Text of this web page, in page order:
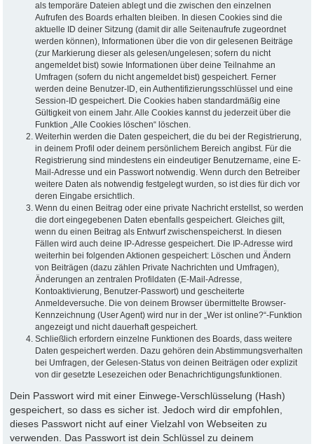
als temporäre Dateien ablegt und die zwischen den einzelnen
Aufrufen des Boards erhalten bleiben. In diesen Cookies sind die
aktuelle ID deiner Sitzung (damit dir alle Seitenaufrufe zugeordnet
werden können), Informationen über die von dir gelesenen Beiträge
(zur Markierung dieser als gelesen/ungelesen; sofern du nicht
angemeldet bist) sowie Informationen über deine Teilnahme an
Umfragen (sofern du nicht angemeldet bist) gespeichert. Ferner
werden deine Benutzer-ID, ein Authentifizierungsschlüssel und eine
Session-ID gespeichert. Die Cookies haben standardmäßig eine
Gültigkeit von einem Jahr. Alle Cookies kannst du jederzeit über die
Funktion „Alle Cookies löschen“ löschen.
Weiterhin werden die Daten gespeichert, die du bei der Registrierung,
in deinem Profil oder deinem persönlichem Bereich angibst. Für die
Registrierung sind mindestens ein eindeutiger Benutzername, eine E-
Mail-Adresse und ein Passwort notwendig. Wenn durch den Betreiber
weitere Daten als notwendig festgelegt wurden, so ist dies für dich vor
deren Eingabe ersichtlich.
Wenn du einen Beitrag oder eine private Nachricht erstellst, so werden
die dort eingegebenen Daten ebenfalls gespeichert. Gleiches gilt,
wenn du einen Beitrag als Entwurf zwischenspeicherst. In diesen
Fällen wird auch deine IP-Adresse gespeichert. Die IP-Adresse wird
weiterhin bei folgenden Aktionen gespeichert: Löschen und Ändern
von Beiträgen (dazu zählen Private Nachrichten und Umfragen),
Änderungen an zentralen Profildaten (E-Mail-Adresse,
Kontoaktivierung, Benutzer-Passwort) und gescheiterte
Anmeldeversuche. Die von deinem Browser übermittelte Browser-
Kennzeichnung (User Agent) wird nur in der „Wer ist online?“-Funktion
angezeigt und nicht dauerhaft gespeichert.
Schließlich erfordern einzelne Funktionen des Boards, dass weitere
Daten gespeichert werden. Dazu gehören dein Abstimmungsverhalten
bei Umfragen, der Gelesen-Status von deinen Beiträgen oder explizit
von dir gesetzte Lesezeichen oder Benachrichtigungsfunktionen.
Dein Passwort wird mit einer Einwege-Verschlüsselung (Hash)
gespeichert, so dass es sicher ist. Jedoch wird dir empfohlen,
dieses Passwort nicht auf einer Vielzahl von Webseiten zu
verwenden. Das Passwort ist dein Schlüssel zu deinem